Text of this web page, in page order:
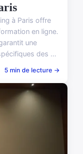
à Paris offre
en ligne.
une
des ...
5 min de lecture →